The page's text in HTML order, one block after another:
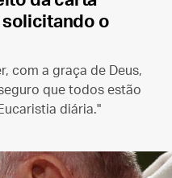
solicitando o
com a graça de Deus,
que todos estão
diária."